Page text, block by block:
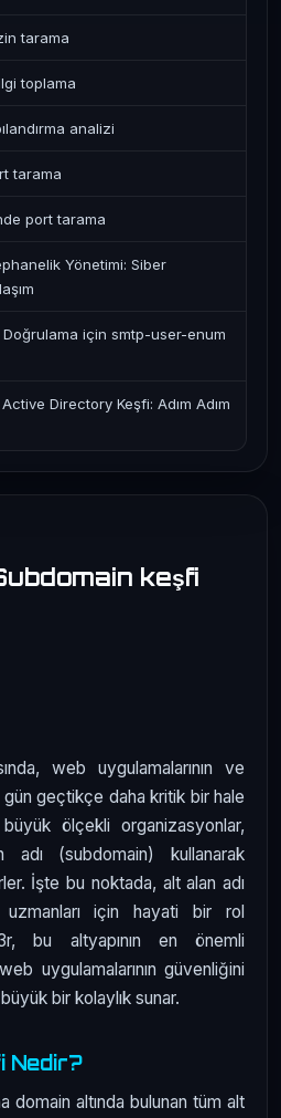
keşfi
web uygulamalarının ve
gün geçtikçe daha kritik bir hale
ölçekli organizasyonlar,
(subdomain) kullanarak
İşte bu noktada, alt alan adı
için hayati bir rol
bu altyapının en önemli
uygulamalarının güvenliğini
bir kolaylık sunar.
Nedir?
domain altında bulunan tüm alt
tarama
toplama
analizi
tarama
port tarama
Yönetimi: Siber
Doğrulama için smtp-user-enum
Directory Keşfi: Adım Adım